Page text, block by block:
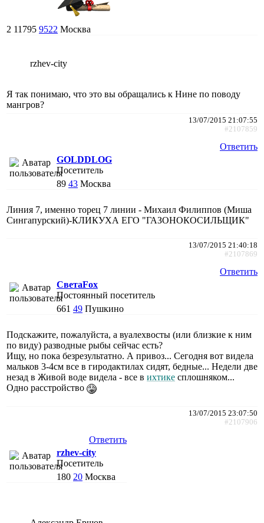
2 11795 9522 Москва
rzhev-city
Я так понимаю, что это вы обращались к Нине по поводу
мангров?
13/07/2015 21:07:55
#2107859
Ответить
GOLDDLOG
Посетитель
89 43 Москва
Линия 7, именно торец 7 линии - Михаил Филиппов (Миша
Сингапурский)-КЛИКУХА ЕГО "ГАЗОНОКОСИЛЬЩИК"
13/07/2015 21:40:18
#2107869
Ответить
СветаFox
Постоянный посетитель
661 49 Пушкино
Подскажите, пожалуйста, а вуалехвосты (или близкие к ним
по виду) разводные рыбы сейчас есть?
Ищу, но пока безрезультатно. А привоз... Сегодня вот видела
мальков 3-4см все в гиродактилах сидят, бедные... Недели две
незад в Живой воде видела - все в ихтике сплошняком...
Одно расстройство
13/07/2015 23:07:50
#2107906
Ответить
rzhev-city
Посетитель
180 20 Москва